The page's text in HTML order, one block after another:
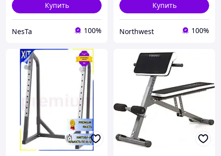
Купить
NesTa 100%
Купить
Northwest 100%